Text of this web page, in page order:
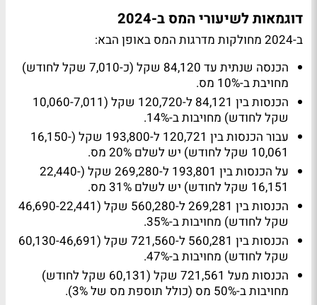
דוגמאות לשיעורי המס ב-2024
ב-2024 מחולקות מדרגות המס באופן הבא:
הכנסה שנתית עד 84,120 שקל (כ-7,010 שקל לחודש)
מחויבת ב-10% מס.
הכנסות בין 84,121 ל-120,720 שקל (10,060-7,011
שקל לחודש) מחויבות ב-14%.
עבור הכנסות בין 120,721 ל-193,800 שקל (16,150-
10,061 שקל לחודש) יש לשלם 20% מס.
על הכנסות בין 193,801 ל-269,280 שקל (22,440-
16,151 שקל לחודש) יש לשלם 31% מס.
הכנסות בין 269,281 ל-560,280 שקל (46,690-22,441
שקל לחודש) מחויבות ב-35%.
הכנסות בין 560,281 ל-721,560 שקל (60,130-46,691
שקל לחודש) מחויבות ב-47%.
הכנסות מעל 721,561 שקל (60,131 שקל לחודש)
מחויבות ב-50% מס (כולל תוספת מס של 3%).